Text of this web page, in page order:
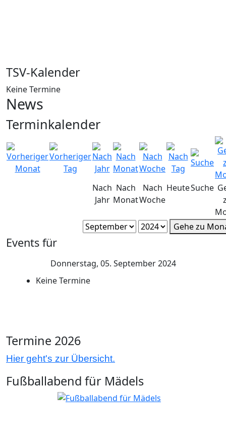
TSV-Kalender
Keine Termine
News
Terminkalender
Nach
Jahr
Nach
Monat
Nach
Woche
HeuteSuche
Gehe zu
Events für
Donnerstag, 05. September 2024
Keine Termine
Termine 2026
Hier geht's zur Übersicht.
Fußballabend für Mädels